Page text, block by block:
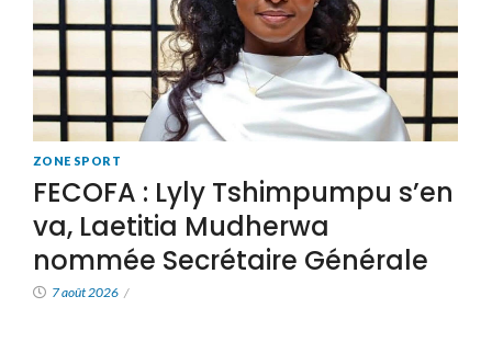
ZONE SPORT
FECOFA : Lyly Tshimpumpu s’en
va, Laetitia Mudherwa
nommée Secrétaire Générale
7 août 2026 /